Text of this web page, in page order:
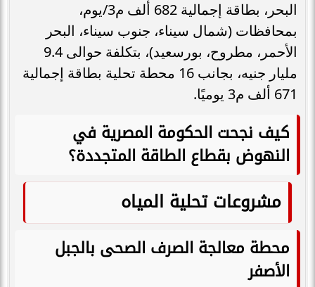
البحر، بطاقة إجمالية 682 ألف م3/يوم،
بمحافظات (شمال سيناء، جنوب سيناء، البحر
الأحمر، مطروح، بورسعيد)، بتكلفة حوالى 9.4
مليار جنيه، بجانب 16 محطة تحلية بطاقة إجمالية
671 ألف م3 يوميًا.
كيف نجحت الحكومة المصرية في
النهوض بقطاع الطاقة المتجددة؟
مشروعات تحلية المياه
محطة معالجة الصرف الصحى بالجبل
الأصفر